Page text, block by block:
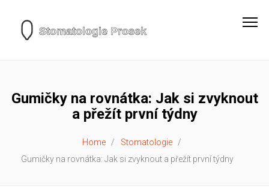
Gumičky na rovnátka: Jak si zvyknout
a přežít první týdny
Home
Stomatologie
Gumičky na rovnátka: Jak si zvyknout a přežít první týdny